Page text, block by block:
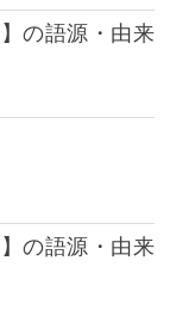
の語源・由来
の語源・由来